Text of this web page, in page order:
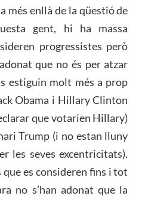
més enllà de la qüestió de
gent, hi ha massa
progressistes però
que no és per atzar
estiguin molt més a prop
Obama i Hillary Clinton
que votarien Hillary)
Trump (i no estan lluny
les seves excentricitats).
que es consideren fins i tot
no s’han adonat que la